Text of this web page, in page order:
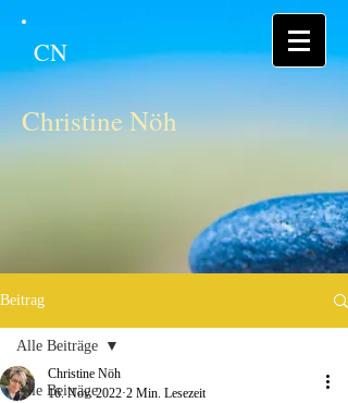
CN
Christine Nöh
Beitrag
Alle Beiträge
Alle Beiträge
Christine Nöh
16. Nov. 2022 2 Min. Lesezeit